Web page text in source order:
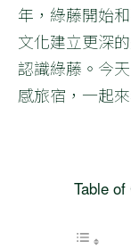
年，綠藤開始
文化建立更深
認識綠藤。今
感旅宿，一起來
Table